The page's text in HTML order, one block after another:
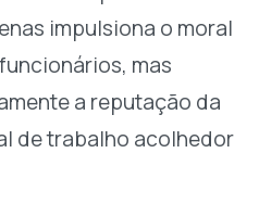
impulsiona o moral
mas
a reputação da
de trabalho acolhedor